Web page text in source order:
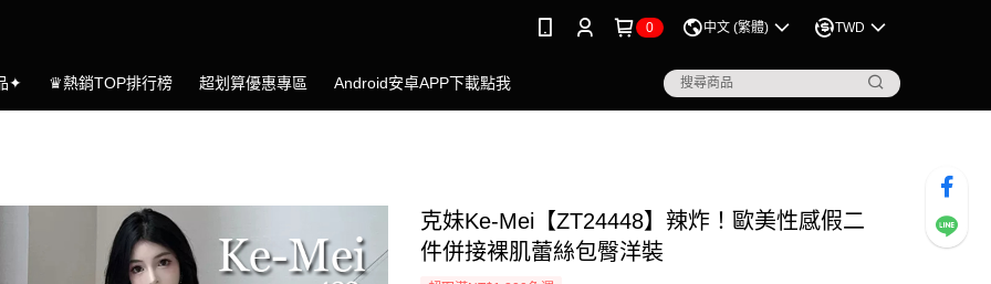
0 中文 (繁體) TWD
✦ ♛熱銷TOP排行榜 超划算優惠專區 Android安卓APP下載點我
克妹Ke-Mei【ZT24448】辣炸！歐美性感假二
件併接裸肌蕾絲包臀洋裝